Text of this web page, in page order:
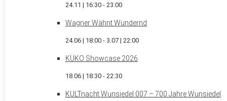
24.11 | 16:30 - 23:00
Wagner Wähnt Wundernd
24.06 | 18:00 - 3.07 | 22:00
KÜKO Showcase 2026
18.06 | 18:30 - 22:30
KULTnacht Wunsiedel 007 – 700 Jahre Wunsiedel